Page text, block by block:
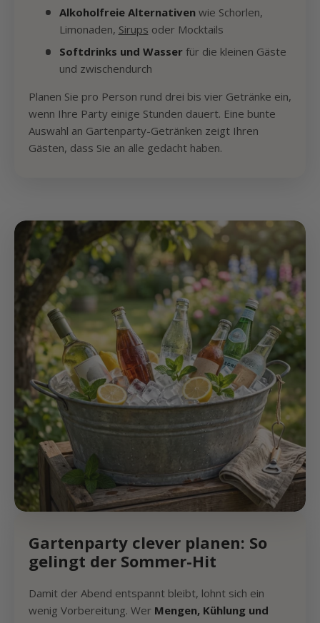
Alkoholfreie Alternativenwie Schorlen,
Limonaden, Sirups oder Mocktails
Softdrinks und Wasserfür die kleinen Gäste
und zwischendurch
Planen Sie pro Person rund drei bis vier Getränke ein,
wenn Ihre Party einige Stunden dauert. Eine bunte
Auswahl an Gartenparty-Getränken zeigt Ihren
Gästen, dass Sie an alle gedacht haben.
Gartenparty clever planen: So
gelingt der Sommer-Hit
Damit der Abend entspannt bleibt, lohnt sich ein
wenig Vorbereitung. Wer Mengen, Kühlung und